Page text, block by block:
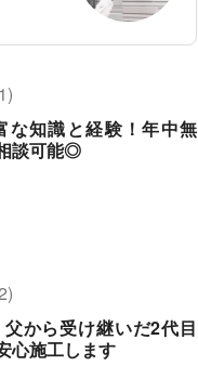
な知識と経験！年中無
談可能◎
父から受け継いだ2代目
心施工します